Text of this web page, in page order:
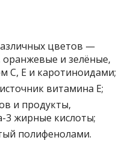
цветов —
оранжевые и зелёные,
С, Е и каротиноидами;
витамина Е;
и продукты,
3 жирные кислоты;
полифенолами.